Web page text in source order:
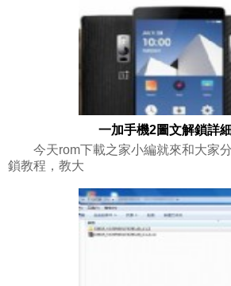
一加手機2圖文解鎖詳
今天rom下載之家小編就來和大家
鎖教程，教大